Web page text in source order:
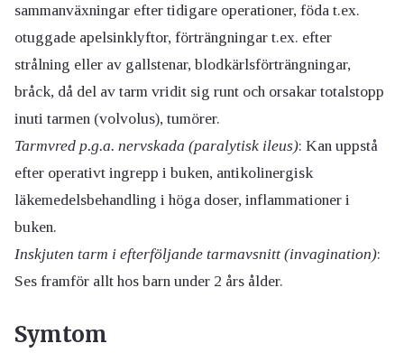
sammanväxningar efter tidigare operationer, föda t.ex.
otuggade apelsinklyftor, förträngningar t.ex. efter
strålning eller av gallstenar, blodkärlsförträngningar,
bråck, då del av tarm vridit sig runt och orsakar totalstopp
inuti tarmen (volvolus), tumörer.
Tarmvred p.g.a. nervskada (paralytisk ileus): Kan uppstå
efter operativt ingrepp i buken, antikolinergisk
läkemedelsbehandling i höga doser, inflammationer i
buken.
Inskjuten tarm i efterföljande tarmavsnitt (invagination):
Ses framför allt hos barn under 2 års ålder.
Symtom